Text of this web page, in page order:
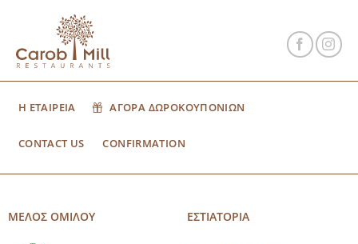
Η ΕΤΑΙΡΕΙΑ ΑΓΟΡΑ ΔΩΡΟΚΟΥΠΟΝΙΩΝ
CONTACT US CONFIRMATION
ΜΕΛΟΣ ΟΜΙΛΟΥ ΕΣΤΙΑΤΟΡΙΑ